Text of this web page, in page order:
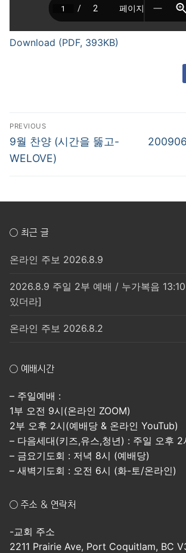
Download (PDF, 393KB)
글
탐
색
PREVIOUS
Previous
post:
9월 찬양 (시간을 뚫고-
WELOVE)
Next
○ 최근 글
온라인 주보 2026.8.9
2026.8.9 주일 2부 예배 / 누가복음
있더라]
온라인 주보 2026.8.2
○ 예배시간
– 주일예배 :
1부 오전 9시(온라인 ZOOM)
2부 오후 2시(예배당 & 온라인 YouTub)
– 다음세대(키즈,유스,청년) : 주일 오후 2
– 금요기도회 : 저녁 8시 (예배당)
– 새벽기도회 : 오전 6시 (화-토/온라인)
○ 주소 & 연락처
-교회 주소
2211 Prairie Ave, Port Coquitlam, BC